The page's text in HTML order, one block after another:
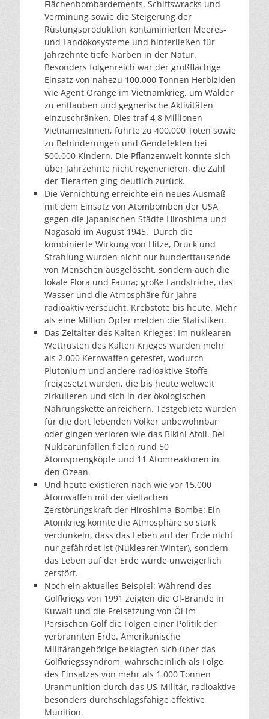
Flächenbombardements, Schiffswracks und
Verminung sowie die Steigerung der
Rüstungsproduktion kontaminierten Meeres-
und Landökosysteme und hinterließen für
Jahrzehnte tiefe Narben in der Natur.
Besonders folgenreich war der großflächige
Einsatz von nahezu 100.000 Tonnen Herbiziden
wie Agent Orange im Vietnamkrieg, um Wälder
zu entlauben und gegnerische Aktivitäten
einzuschränken. Dies traf 4,8 Millionen
VietnamesInnen, führte zu 400.000 Toten sowie
zu Behinderungen und Gendefekten bei
500.000 Kindern. Die Pflanzenwelt konnte sich
über Jahrzehnte nicht regenerieren, die Zahl
der Tierarten ging deutlich zurück.
Die Vernichtung erreichte ein neues Ausmaß
mit dem Einsatz von Atombomben der USA
gegen die japanischen Städte Hiroshima und
Nagasaki im August 1945. Durch die
kombinierte Wirkung von Hitze, Druck und
Strahlung wurden nicht nur hunderttausende
von Menschen ausgelöscht, sondern auch die
lokale Flora und Fauna; große Landstriche, das
Wasser und die Atmosphäre für Jahre
radioaktiv verseucht. Krebstote bis heute. Mehr
als eine Million Opfer melden die Statistiken.
Das Zeitalter des Kalten Krieges: Im nuklearen
Wettrüsten des Kalten Krieges wurden mehr
als 2.000 Kernwaffen getestet, wodurch
Plutonium und andere radioaktive Stoffe
freigesetzt wurden, die bis heute weltweit
zirkulieren und sich in der ökologischen
Nahrungskette anreichern. Testgebiete wurden
für die dort lebenden Völker unbewohnbar
oder gingen verloren wie das Bikini Atoll. Bei
Nuklearunfällen fielen rund 50
Atomsprengköpfe und 11 Atomreaktoren in
den Ozean.
Und heute existieren nach wie vor 15.000
Atomwaffen mit der vielfachen
Zerstörungskraft der Hiroshima-Bombe: Ein
Atomkrieg könnte die Atmosphäre so stark
verdunkeln, dass das Leben auf der Erde nicht
nur gefährdet ist (Nuklearer Winter), sondern
das Leben auf der Erde würde unweigerlich
zerstört.
Noch ein aktuelles Beispiel: Während des
Golfkriegs von 1991 zeigten die Öl-Brände in
Kuwait und die Freisetzung von Öl im
Persischen Golf die Folgen einer Politik der
verbrannten Erde. Amerikanische
Militärangehörige beklagten sich über das
Golfkriegssyndrom, wahrscheinlich als Folge
des Einsatzes von mehr als 1.000 Tonnen
Uranmunition durch das US-Militär, radioaktive
besonders durchschlagsfähige effektive
Munition.